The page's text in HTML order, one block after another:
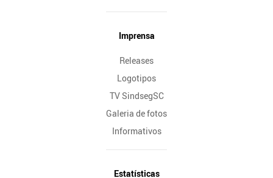
Imprensa
Releases
Logotipos
TV SindsegSC
Galeria de fotos
Informativos
Estatísticas